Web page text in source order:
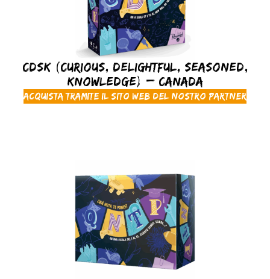
CDSK (Curious, Delightful, Seasoned,
Knowledge) – Canada
Acquista tramite il sito web del nostro partner